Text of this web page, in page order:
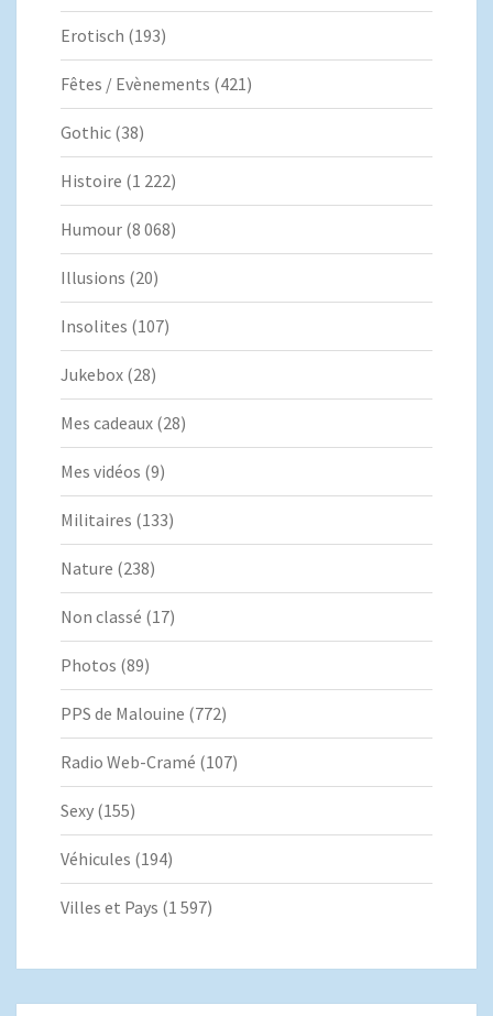
Erotisch (193)
Fêtes / Evènements (421)
Gothic (38)
Histoire (1 222)
Humour (8 068)
Illusions (20)
Insolites (107)
Jukebox (28)
Mes cadeaux (28)
Mes vidéos (9)
Militaires (133)
Nature (238)
Non classé (17)
Photos (89)
PPS de Malouine (772)
Radio Web-Cramé (107)
Sexy (155)
Véhicules (194)
Villes et Pays (1 597)